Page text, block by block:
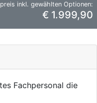
inkl. gewählten Optionen:
€ 1.999,90
Fachpersonal die